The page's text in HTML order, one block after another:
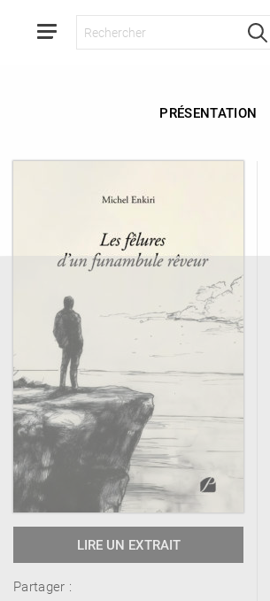
À PARAÎTRE
NOUVEAUTÉS
TOUT LE CATALOGUE
RENCONTRE AVEC…
A LA UNE
REVUE DE PRESSE
PRÉSENTATION
LIRE UN EXTRAIT
Partager :